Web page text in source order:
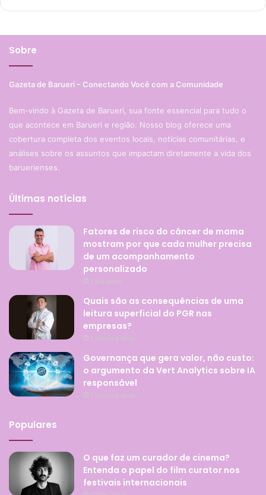
Sobre
Gazeta de Barueri – Conectando Você com a Comunidade
Bem-vindo à Gazeta de Barueri, sua fonte essencial para tudo o
que acontece em Barueri e região. Nosso blog oferece uma
cobertura completa dos eventos locais, notícias comunitárias, e
análises sobre os assuntos que impactam diretamente a vida dos
baruerienses.
Últimas notícias
Fatores de risco do câncer de mama
mostram por que cada mulher precisa
de um acompanhamento
personalizado
1 dia atrás
Quais são as consequências de uma
leitura superficial do PGR nas
empresas?
1 semana atrás
Governança que gera valor, não custo:
o argumento da Vert Analytics sobre IA
responsável
1 semana atrás
Populares
O que faz um curador de cinema?
Entenda o papel do film curator nos
festivais internacionais